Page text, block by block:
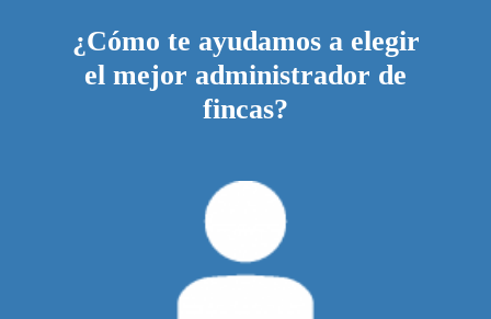
¿Cómo te ayudamos a elegir
el mejor administrador de
fincas?